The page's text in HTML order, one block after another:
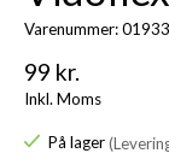
Varenummer:
99 kr.
Inkl. Moms
På lager